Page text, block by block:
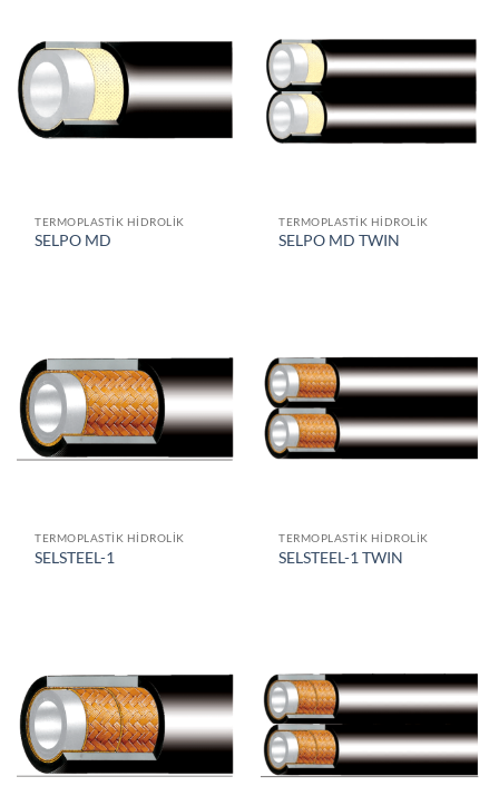
TERMOPLASTIK HIDROLIK
SELPO MD
TERMOPLASTIK HIDROLIK
SELPO MD TWIN
TERMOPLASTIK HIDROLIK
SELSTEEL-1
TERMOPLASTIK HIDROLIK
SELSTEEL-1 TWIN